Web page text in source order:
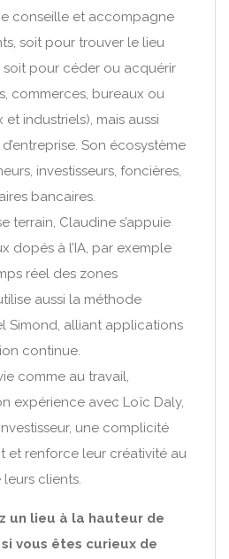
conseille et accompagne
soit pour trouver le lieu
soit pour céder ou acquérir
commerces, bureaux ou
industriels), mais aussi
Son écosystème
investisseurs, foncières,
bancaires.
terrain, Claudine s’appuie
dopés à l’IA, par exemple
réel des zones
aussi la méthode
Simond, alliant applications
continue.
comme au travail,
expérience avec Loïc Daly,
une complicité
et renforce leur créativité au
clients.
un lieu à la hauteur de
vous êtes curieux de